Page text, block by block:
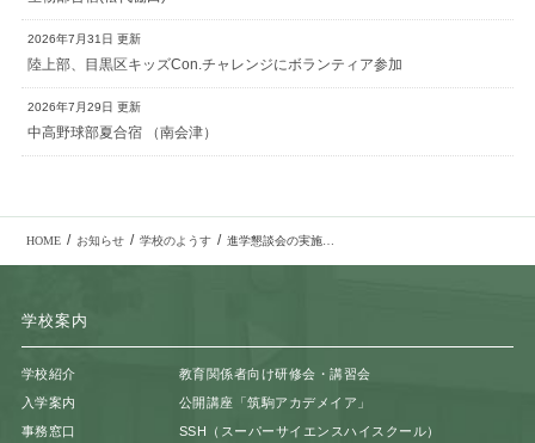
2026年7月31日 更新
陸上部、目黒区キッズCon.チャレンジにボランティア参加
2026年7月29日 更新
中高野球部夏合宿 （南会津）
HOME / お知らせ / 学校のようす /
学校案内
学校紹介
入学案内
事務窓口
教育関係者向け研修会・講習会
公開講座「筑駒アカデメイア」
SSH（スーパーサイエンスハイスクール）